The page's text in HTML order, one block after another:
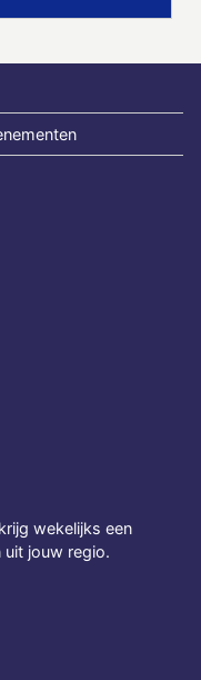
wekelijks een
uit jouw regio.